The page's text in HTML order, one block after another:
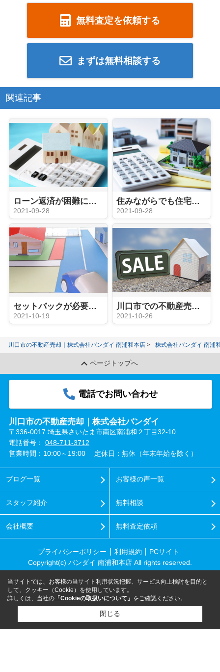
無料査定を依頼する
まずは無料相談する
関連記事
ローン返済が困難になったときに考えたい不動産の任意売却とは？
2021-09-28
住みながらでも住宅を売却できる！住宅に関する不動産売却の方法をご紹介
2021-09-28
セットバックが必要な物件とは？売却する際のデメリットと注意点を解説
2021-10-19
川口市での不動産売却「2022年問題」の影響は？売却タイミングはいつ？
2021-10-26
川口市の不動産売却｜株式会社バンダイ 南浦和本店 株式会社バンダイ 南浦
ページトップへ
電話でお問い合わせ
川口市の不動産売却｜株式会社バンダイ
〒336-0017 埼玉県さいたま市南区南浦和２丁目32-10
電話番号： 048-711-3712
営業時間：10:00～19:00
定休日：無休（年末年始を除く）
ブログ一覧
スタッフ紹介
会社概要
お客様の声一覧
無料相談
無料査定依頼
プライバシーポリシー 利用規約
PCサイト
Copyright(c) バンダイ 南浦和本店 All rights reserved.
当サイトでは、お客様の当サイト利用状況把握、サービス向上検討を目的と
して、クッキー（Cookie）を使用しています。
詳しくは、当社の 「Cookieの取扱いについて」 をご確認ください。
閉じる